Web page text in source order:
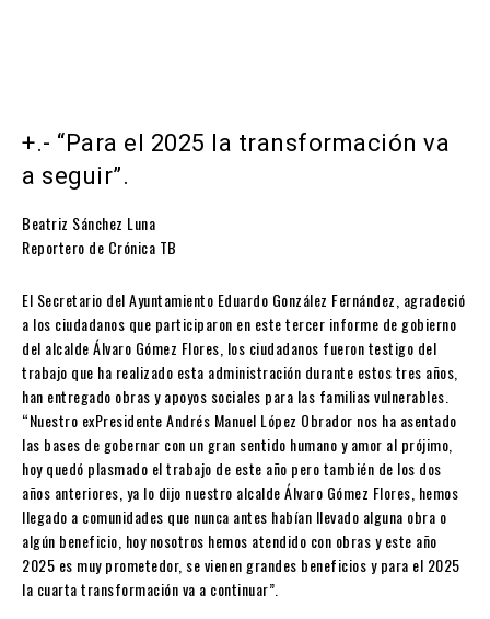
+.- “Para el 2025 la transformación va
a seguir”.
Beatriz Sánchez Luna
Reportero de Crónica TB
El Secretario del Ayuntamiento Eduardo González Fernández, agradeció
a los ciudadanos que participaron en este tercer informe de gobierno
del alcalde Álvaro Gómez Flores, los ciudadanos fueron testigo del
trabajo que ha realizado esta administración durante estos tres años,
han entregado obras y apoyos sociales para las familias vulnerables.
“Nuestro exPresidente Andrés Manuel López Obrador nos ha asentado
las bases de gobernar con un gran sentido humano y amor al prójimo,
hoy quedó plasmado el trabajo de este año pero también de los dos
años anteriores, ya lo dijo nuestro alcalde Álvaro Gómez Flores, hemos
llegado a comunidades que nunca antes habían llevado alguna obra o
algún beneficio, hoy nosotros hemos atendido con obras y este año
2025 es muy prometedor, se vienen grandes beneficios y para el 2025
la cuarta transformación va a continuar”.